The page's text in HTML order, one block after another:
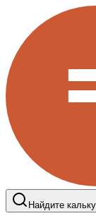
Найдите